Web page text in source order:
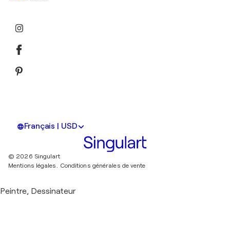
Français | USD
© 2026 Singulart
Mentions légales. Conditions générales de vente
Peintre, Dessinateur